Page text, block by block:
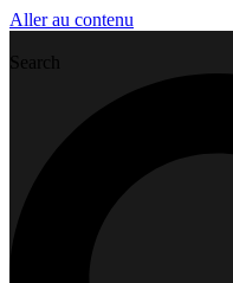
Aller au contenu
Search